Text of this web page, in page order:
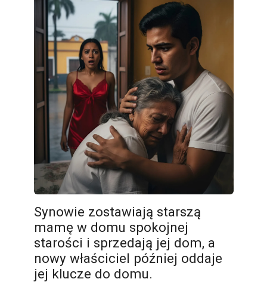
Synowie zostawiają starszą
mamę w domu spokojnej
starości i sprzedają jej dom, a
nowy właściciel później oddaje
jej klucze do domu.